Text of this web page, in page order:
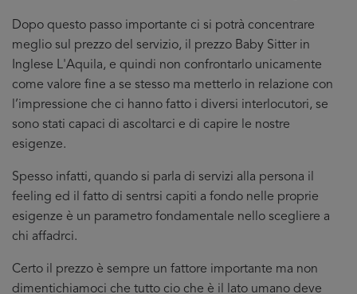
Dopo questo passo importante ci si potrà concentrare
meglio sul prezzo del servizio, il prezzo Baby Sitter in
Inglese L'Aquila, e quindi non confrontarlo unicamente
come valore fine a se stesso ma metterlo in relazione con
l’impressione che ci hanno fatto i diversi interlocutori, se
sono stati capaci di ascoltarci e di capire le nostre
esigenze.
Spesso infatti, quando si parla di servizi alla persona il
feeling ed il fatto di sentrsi capiti a fondo nelle proprie
esigenze è un parametro fondamentale nello scegliere a
chi affadrci.
Certo il prezzo è sempre un fattore importante ma non
dimentichiamoci che tutto cio che è il lato umano deve